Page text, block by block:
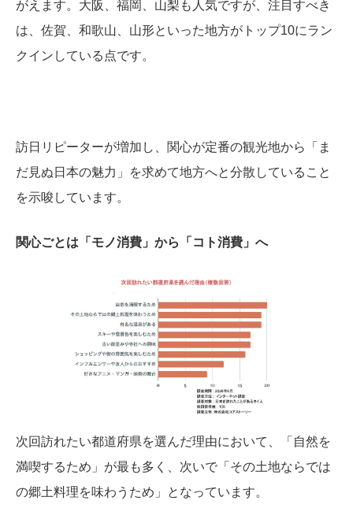
がえます。大阪、福岡、山梨も人気ですが、注目すべき
は、佐賀、和歌山、山形といった地方がトップ10にラン
クインしている点です。
訪日リピーターが増加し、関心が定番の観光地から「ま
だ見ぬ日本の魅力」を求めて地方へと分散していること
を示唆しています。
関心ごとは「モノ消費」から「コト消費」へ
次回訪れたい都道府県を選んだ理由において、「自然を
満喫するため」が最も多く、次いで「その土地ならでは
の郷土料理を味わうため」となっています。